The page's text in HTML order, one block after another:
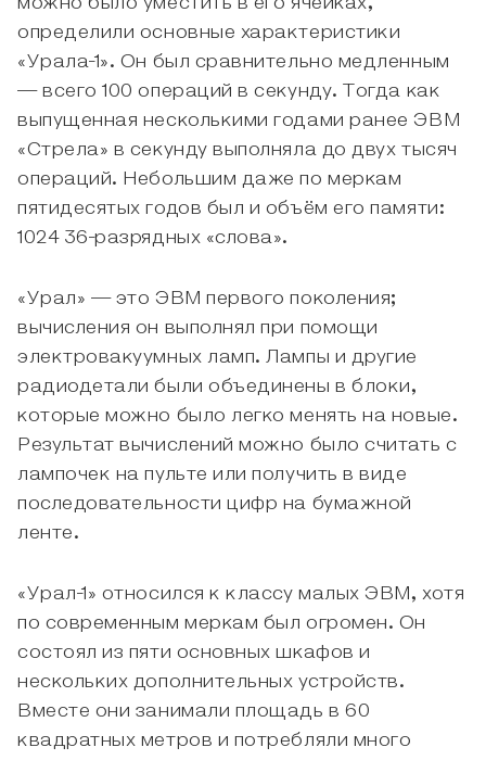
определили основные характеристики
«Урала-1». Он был сравнительно медленным
— всего 100 операций в секунду. Тогда как
выпущенная несколькими годами ранее ЭВМ
«Стрела» в секунду выполняла до двух тысяч
операций. Небольшим даже по меркам
пятидесятых годов был и объём его памяти:
1024 36-разрядных «слова».
«Урал» — это ЭВМ первого поколения;
вычисления он выполнял при помощи
электровакуумных ламп. Лампы и другие
радиодетали были объединены в блоки,
которые можно было легко менять на новые.
Результат вычислений можно было считать с
лампочек на пульте или получить в виде
последовательности цифр на бумажной
ленте.
«Урал-1» относился к классу малых ЭВМ, хотя
по современным меркам был огромен. Он
состоял из пяти основных шкафов и
нескольких дополнительных устройств.
Вместе они занимали площадь в 60
квадратных метров и потребляли много